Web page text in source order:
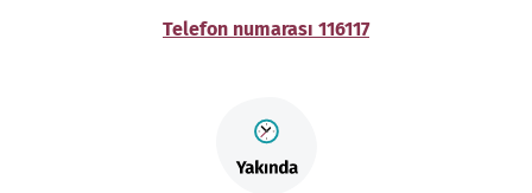
Telefon numarası 116117